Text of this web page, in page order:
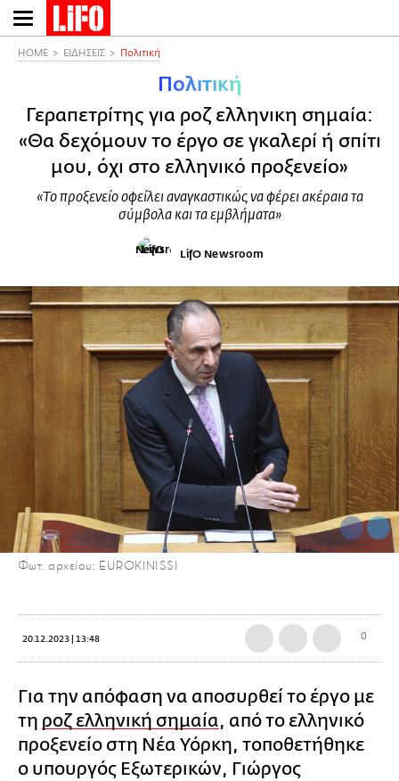
Παράκαμψη
προς
HOME ΕΙΔΗΣΕΙΣ Πολιτική
Πολιτική
Γεραπετρίτης για ροζ ελληνικη σημαία:
«Θα δεχόμουν το έργο σε γκαλερί ή σπίτι
μου, όχι στο ελληνικό προξενείο»
«Το προξενείο οφείλει αναγκαστικώς να φέρει ακέραια τα
σύμβολα και τα εμβλήματα»
LifO Newsroom
Φωτ. αρχείου: EUROKINISSI
20.12.2023 | 13:48 0
Για την απόφαση να αποσυρθεί το έργο με
τη ροζ ελληνική σημαία, από το ελληνικό
προξενείο στη Νέα Υόρκη, τοποθετήθηκε
ο υπουργός Εξωτερικών, Γιώργος